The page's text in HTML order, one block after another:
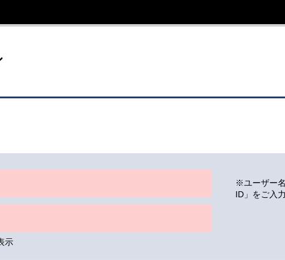
示
※ユーザー
ID」をご入